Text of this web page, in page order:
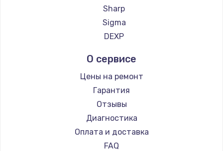
Замена вебкамеры
Заказать
Увеличение оперативной памяти
1100 руб.
Заказать
Ремонт дисковода
Sharp
Sigma
DEXP
О сервисе
Цены на ремонт
Гарантия
Отзывы
Диагностика
Оплата и доставка
FAQ